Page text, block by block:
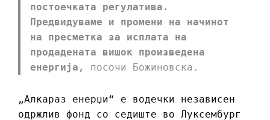
постоечката регулатива.
Предвидуваме и промени на начинот
на пресметка за исплата на
продадената вишок произведена
енергија,
посочи Божиновска.
„Алкараз енерџи“ е водечки независен
одржлив фонд со седиште во Луксембург